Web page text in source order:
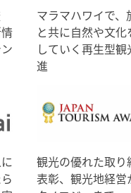
マラマハワイで、
と共に自然や文化
していく再生型観
進
観光の優れた取り
表彰、観光地経営